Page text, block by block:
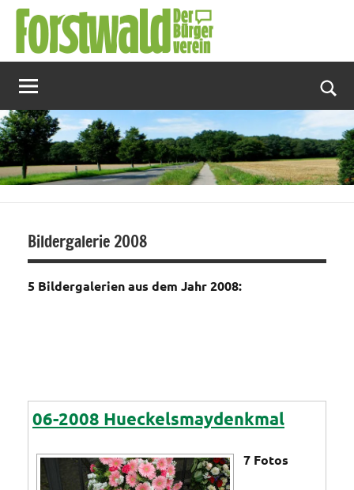
Zum
Inhalt
springen
Bildergalerie 2008
5 Bildergalerien aus dem Jahr 2008:
06-2008 Hueckelsmaydenkmal
7 Fotos